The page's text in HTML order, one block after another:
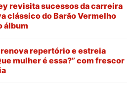
revisita sucessos da carreira
clássico do Barão Vermelho
álbum
repertório e estreia
mulher é essa?” com frescor